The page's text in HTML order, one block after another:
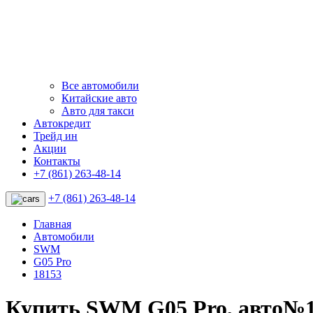
Все автомобили
Китайские авто
Авто для такси
Автокредит
Трейд ин
Акции
Контакты
+7 (861) 263-48-14
+7 (861) 263-48-14
Главная
Автомобили
SWM
G05 Pro
18153